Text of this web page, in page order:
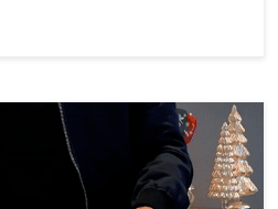
者キットを「Super」に強化